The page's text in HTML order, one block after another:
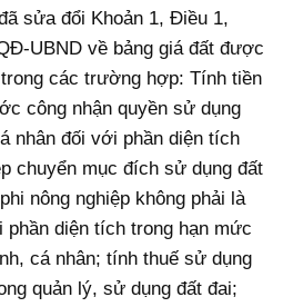
sửa đổi Khoản 1, Điều 1,
UBND về bảng giá đất được
các trường hợp: Tính tiền
công nhận quyền sử dụng
nhân đối với phần diện tích
chuyển mục đích sử dụng đất
nông nghiệp không phải là
diện tích trong hạn mức
cá nhân; tính thuế sử dụng
quản lý, sử dụng đất đai;